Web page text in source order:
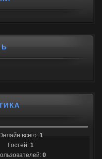
всего: 1
Гостей: 1
0